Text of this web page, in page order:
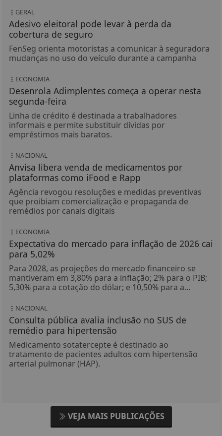
GERAL
Adesivo eleitoral pode levar à perda da
cobertura de seguro
FenSeg orienta motoristas a comunicar à seguradora
mudanças no uso do veículo durante a campanha
ECONOMIA
Desenrola Adimplentes começa a operar nesta
segunda-feira
Linha de crédito é destinada a trabalhadores
informais e permite substituir dívidas por
empréstimos mais baratos.
NACIONAL
Anvisa libera venda de medicamentos por
plataformas como iFood e Rapp
Agência revogou resoluções e medidas preventivas
que proibiam comercialização e propaganda de
remédios por canais digitais
ECONOMIA
Expectativa do mercado para inflação de 2026 cai
para 5,02%
Para 2028, as projeções do mercado financeiro se
mantiveram em 3,80% para a inflação; 2% para o PIB;
5,30% para a cotação do dólar; e 10,50% para a...
NACIONAL
Consulta pública avalia inclusão no SUS de
remédio para hipertensão
Medicamento sotatercepte é destinado ao
tratamento de pacientes adultos com hipertensão
arterial pulmonar (HAP).
VEJA MAIS PUBLICAÇÕES